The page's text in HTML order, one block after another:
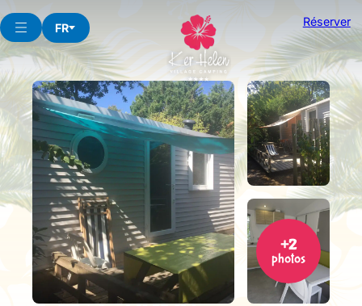
au
contenu
FR Réserver
+2
photos